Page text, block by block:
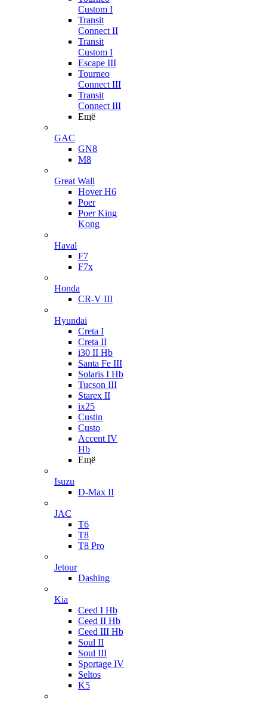
Custom I
Transit
Connect II
Transit
Custom I
Escape III
Tourneo
Connect III
Transit
Connect III
Ещё
GAC
GN8
M8
Great Wall
Hover H6
Poer
Poer King
Kong
Haval
F7
F7x
Honda
CR-V III
Hyundai
Creta I
Creta II
i30 II Hb
Santa Fe III
Solaris I Hb
Tucson III
Starex II
ix25
Custin
Custo
Accent IV
Hb
Ещё
Isuzu
D-Max II
JAC
T6
T8
T8 Pro
Jetour
Dashing
Kia
Ceed I Hb
Ceed II Hb
Ceed III Hb
Soul II
Soul III
Sportage IV
Seltos
K5